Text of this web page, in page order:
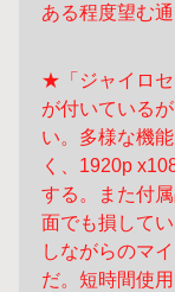
ある程度望む
★「ジャイロセ
が付いている
い。多様な機
く、1920p x
する。また付
面でも損して
しながらのマ
だ。短時間使